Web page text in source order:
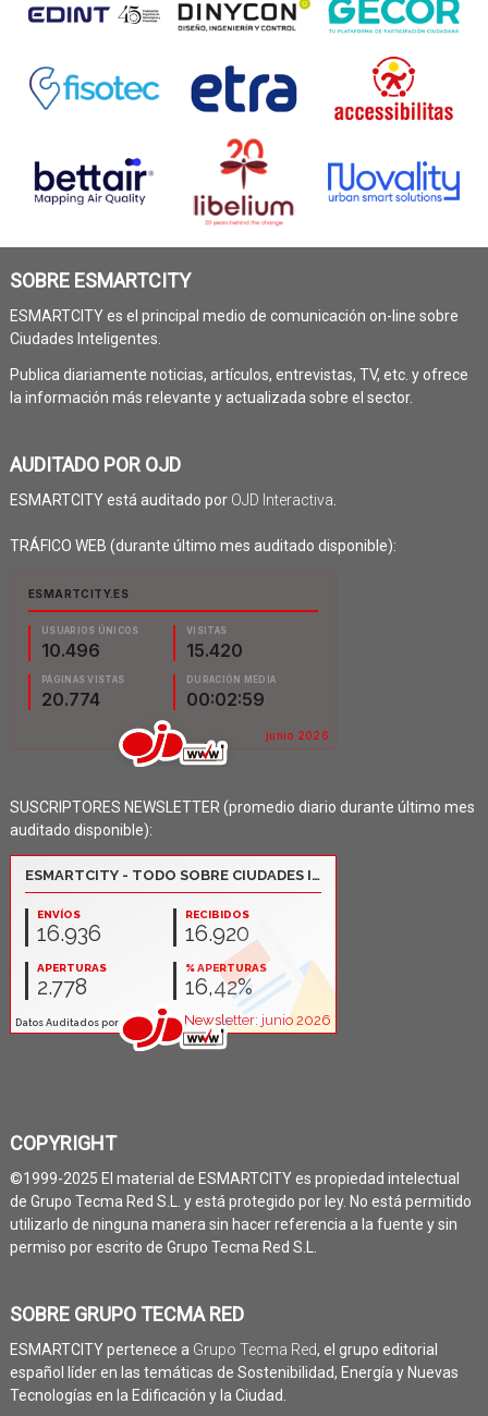
SOBRE ESMARTCITY
ESMARTCITY es el principal medio de comunicación on-line sobre
Ciudades Inteligentes.
Publica diariamente noticias, artículos, entrevistas, TV, etc. y ofrece
la información más relevante y actualizada sobre el sector.
AUDITADO POR OJD
ESMARTCITY está auditado por OJD Interactiva
TRÁFICO WEB (durante último mes auditado disponible):
SUSCRIPTORES NEWSLETTER (promedio diario durante último mes
auditado disponible):
COPYRIGHT
©1999-2025 El material de ESMARTCITY es propiedad intelectual
de Grupo Tecma Red S.L. y está protegido por ley. No está permitido
utilizarlo de ninguna manera sin hacer referencia a la fuente y sin
permiso por escrito de Grupo Tecma Red S.L.
SOBRE GRUPO TECMA RED
ESMARTCITY pertenece a Grupo Tecma Red, el grupo editorial
español líder en las temáticas de Sostenibilidad, Energía y Nuevas
Tecnologías en la Edificación y la Ciudad.